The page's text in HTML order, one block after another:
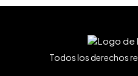
Todos los derechos